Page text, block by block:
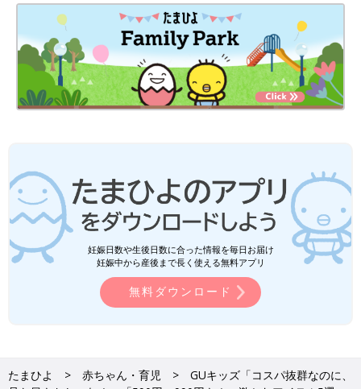
妊娠日数や生後日数に合った情報を毎日お届け
妊娠中から産後まで長く使える無料アプリ
無料ダウンロード
たまひよ 赤ちゃん・育児
GUキッズ「コスパ抜群なのに、